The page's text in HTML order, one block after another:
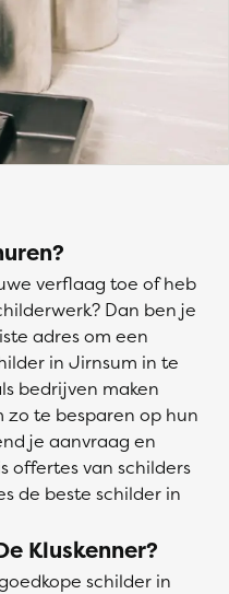
verflaag toe of heb
Dan ben je
adres om een
in Jirnsum in te
bedrijven maken
zo te besparen op hun
je aanvraag en
offertes van schilders
de beste schilder in
Kluskenner?
schilder in